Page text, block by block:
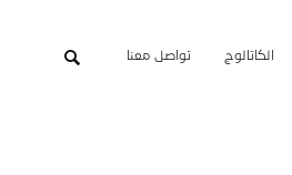
الكاتالوج تواصل معنا